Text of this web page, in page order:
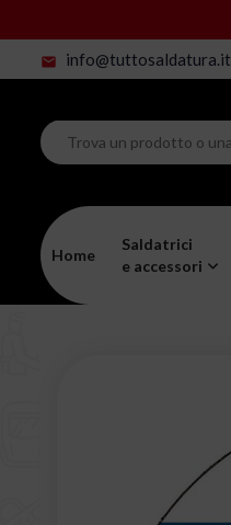
mail info@tuttosaldatura.it
Home
Saldatrici
e accessori